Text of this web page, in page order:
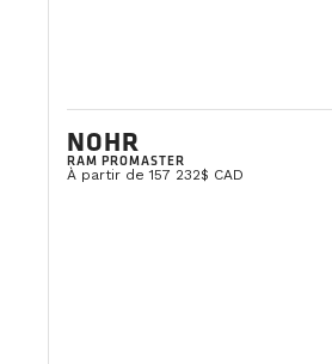
NOHR
RAM PROMASTER
À partir de 157 232$ CAD